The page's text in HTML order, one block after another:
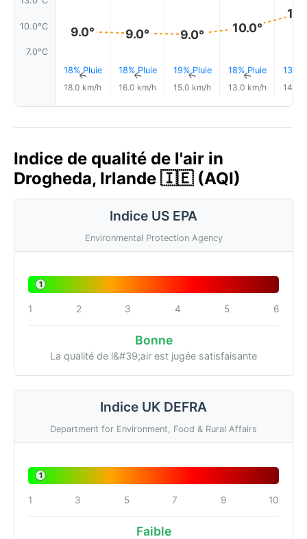
10.0°C
7.0°C
9.0°
18% Pluie
↑
18.0 km/h
9.0°
18% Pluie
↑
16.0 km/h
9.0°
19% Pluie
↑
15.0 km/h
10.0°
18% Pluie
↑
13.0 km/h
13%
14.0
Indice de qualité de l'air in
Drogheda, Irlande 🇮🇪 (AQI)
Indice US EPA
Environmental Protection Agency
1
1 2 3 4 5 6
Bonne
La qualité de l&#39;air est jugée satisfaisante
Indice UK DEFRA
Department for Environment, Food & Rural Affairs
1
1 3 5 7 9 10
Faible